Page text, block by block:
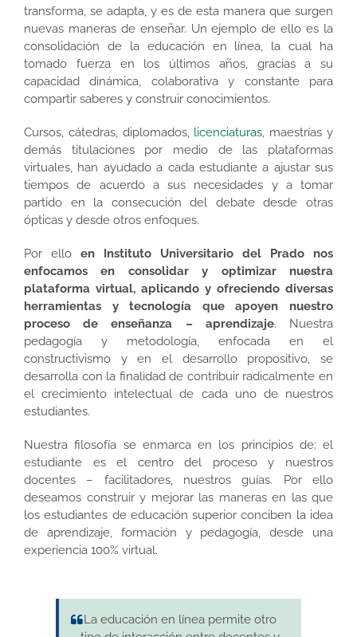
transforma, se adapta, y es de esta manera que surgen
nuevas maneras de enseñar. Un ejemplo de ello es la
consolidación de la educación en línea, la cual ha
tomado fuerza en los últimos años, gracias a su
capacidad dinámica, colaborativa y constante para
compartir saberes y construir conocimientos.
Cursos, cátedras, diplomados, licenciaturas, maestrías y
demás titulaciones por medio de las plataformas
virtuales, han ayudado a cada estudiante a ajustar sus
tiempos de acuerdo a sus necesidades y a tomar
partido en la consecución del debate desde otras
ópticas y desde otros enfoques.
Por ello en Instituto Universitario del Prado nos
enfocamos en consolidar y optimizar nuestra
plataforma virtual, aplicando y ofreciendo diversas
herramientas y tecnología que apoyen nuestro
proceso de enseñanza – aprendizaje. Nuestra
pedagogía y metodología, enfocada en el
constructivismo y en el desarrollo propositivo, se
desarrolla con la finalidad de contribuir radicalmente en
el crecimiento intelectual de cada uno de nuestros
estudiantes.
Nuestra filosofía se enmarca en los principios de: el
estudiante es el centro del proceso y nuestros
docentes – facilitadores, nuestros guías. Por ello
deseamos construir y mejorar las maneras en las que
los estudiantes de educación superior conciben la idea
de aprendizaje, formación y pedagogía, desde una
experiencia 100% virtual.
La educación en línea permite otro